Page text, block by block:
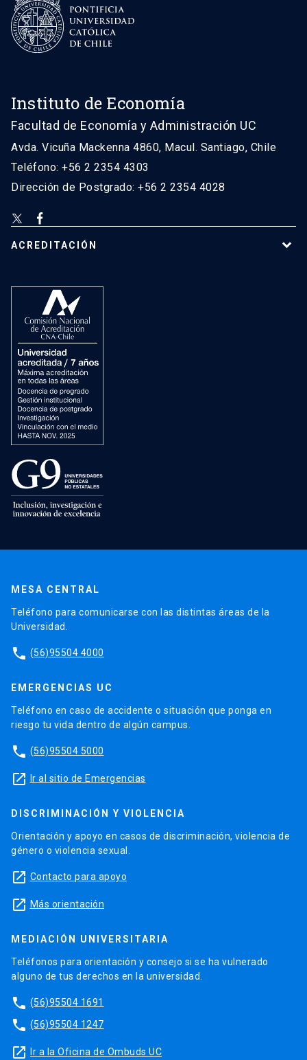
Instituto de Economía
Facultad de Economía y Administración UC
Avda. Vicuña Mackenna 4860, Macul. Santiago, Chile
Teléfono: +56 2 2354 4303
Dirección de Postgrado: +56 2 2354 4028
ACREDITACIÓN
MESA CENTRAL
Teléfono para comunicarse con las distintas áreas de la
Universidad.
phone (56)95504 4000
EMERGENCIAS UC
Teléfono en caso de accidente o situación que ponga en
riesgo tu vida dentro de algún campus.
phone (56)95504 5000
launch Ir al sitio de Emergencias
DISCRIMINACIÓN Y VIOLENCIA
Orientación y apoyo en casos de discriminación, violencia de
género o violencia sexual.
launch Contacto para apoyo
launch Más orientación
MEDIACIÓN UNIVERSITARIA
Teléfonos para orientación y consejo si se ha vulnerado
alguno de tus derechos en la universidad.
phone (56)95504 1691
phone (56)95504 1247
launch Ir a la Oficina de Ombuds UC